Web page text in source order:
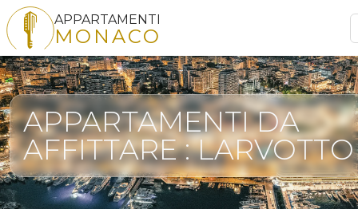
APPARTAMENTI
MONACO
APPARTAMENTI DA
AFFITTARE : LARVOTTO